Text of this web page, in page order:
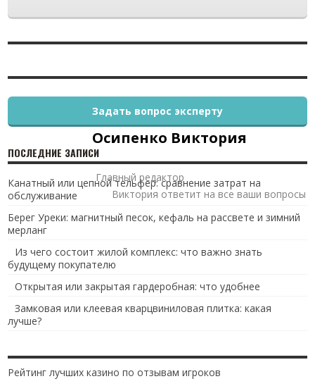
Осипенко Виктория
Главный редактор
Виктория ответит на все ваши вопросы
Задать вопрос эксперту
ПОСЛЕДНИЕ ЗАПИСИ
Канатный или цепной тельфер: сравнение затрат на
обслуживание
Берег Уреки: магнитный песок, кефаль на рассвете и зимний
мерланг
Из чего состоит жилой комплекс: что важно знать
будущему покупателю
Открытая или закрытая гардеробная: что удобнее
Замковая или клеевая кварцвиниловая плитка: какая
лучше?
Рейтинг лучших казино по отзывам игроков